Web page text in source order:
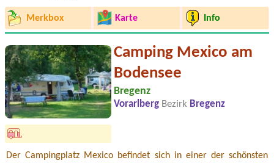
Merkbox Karte Info
Camping Mexico am
Bodensee
Bregenz
Vorarlberg Bezirk Bregenz
Der Campingplatz Mexico befindet sich in einer der schönsten